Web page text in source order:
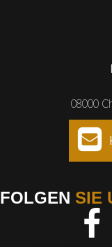
08000
FOLGEN SIE